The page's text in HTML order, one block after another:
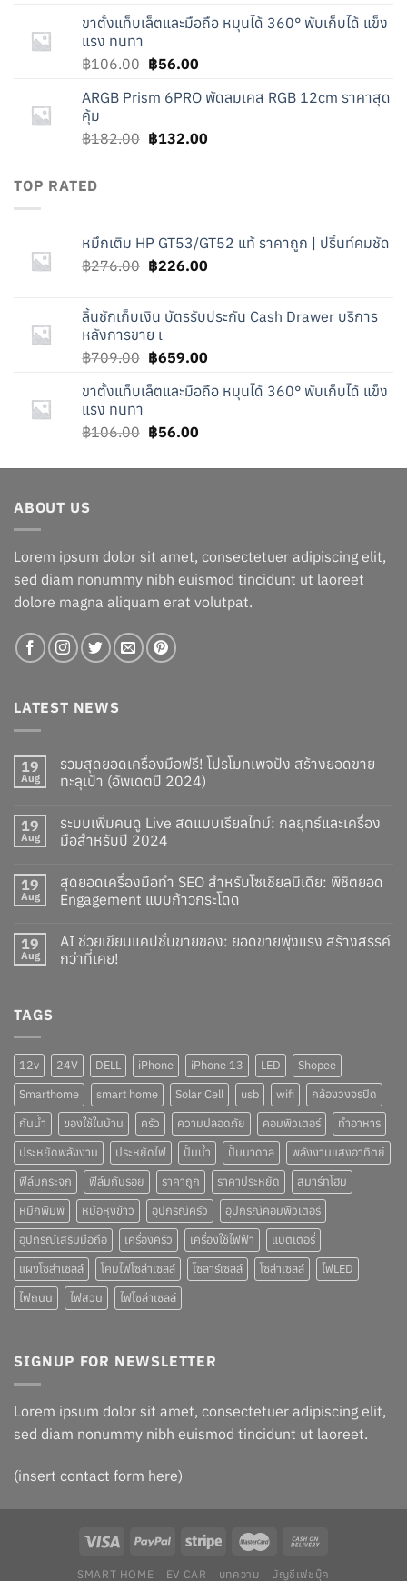
was:
is:
ขาตั้งแท็บเล็ตและมือถือ หมุนได้ 360° พับเก็บได้ แข็ง
แรง ทนทา
฿106.00 Original
was:
฿56.00Current
is:
ARGB Prism 6PRO พัดลมเคส RGB 12cm ราคาสุด
คุ้ม
฿182.00 Original
฿132.00Current
TOP RATED
หมึกเติม HP GT53/GT52 แท้ ราคาถูก | ปริ้นท์คมชัด
฿276.00 Original
฿276.00.
฿226.00Current
฿226.00.
ลิ้นชักเก็บเงิน บัตรรับประกัน Cash Drawer บริการ
หลังการขาย เ
฿709.00 Original
was:
฿659.00Current
is:
ขาตั้งแท็บเล็ตและมือถือ หมุนได้ 360° พับเก็บได้ แข็ง
แรง ทนทา
฿106.00 Original
was:
฿56.00Current
is:
ABOUT US
Lorem ipsum dolor sit amet, consectetuer adipiscing elit,
sed diam nonummy nibh euismod tincidunt ut laoreet
dolore magna aliquam erat volutpat.
LATEST NEWS
19
Aug
รวมสุดยอดเครื่องมือฟรี! โปรโมทเพจปัง สร้างยอดขาย
ทะลุเป้า (อัพเดตปี 2024)
19
Aug
ระบบเพิ่มคนดู Live สดแบบเรียลไทม์: กลยุทธ์และเครื่อง
มือสำหรับปี 2024
19
Aug
สุดยอดเครื่องมือทำ SEO สำหรับโซเชียลมีเดีย: พิชิตยอด
Engagement แบบก้าวกระโดด
19
Aug
AI ช่วยเขียนแคปชั่นขายของ: ยอดขายพุ่งแรง สร้างสรรค์
กว่าที่เคย!
TAGS
12v 24V DELL iPhone iPhone 13 LED
Shopee
Smarthome
smart home Solar Cell usb wifi
กล้องวงจรปิด
กันน้ำ
ของใช้ในบ้าน ครัว ความปลอดภัย คอมพิวเตอร์
ทำอาหาร
ประหยัดพลังงาน
ประหยัดไฟ ปั๊มน้ำ ปั๊มบาดาล
พลังงานแสงอาทิตย์
ฟิล์มกระจก
ฟิล์มกันรอย ราคาถูก ราคาประหยัด
สมาร์ทโฮม
หมึกพิมพ์
หม้อหุงข้าว อุปกรณ์ครัว
อุปกรณ์คอมพิวเตอร์
อุปกรณ์เสริมมือถือ
เครื่องครัว เครื่องใช้ไฟฟ้า
แบตเตอรี่
แผงโซล่าเซลล์
โคมไฟโซล่าเซลล์ โซลาร์เซลล์ โซล่าเซลล์
ไฟLED
ไฟถนน
ไฟสวน ไฟโซล่าเซลล์
SIGNUP FOR NEWSLETTER
Lorem ipsum dolor sit amet, consectetuer adipiscing elit,
sed diam nonummy nibh euismod tincidunt ut laoreet.
(insert contact form here)
SMART HOME EV CAR บทความ บัญชีเฟชบุ๊ค